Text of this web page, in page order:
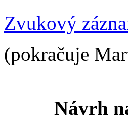
Zvukový
(pokračuje
Návrh